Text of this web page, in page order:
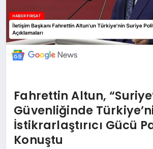
Fahrettin Altun,
Güvenliğinde
İstikrarlaştırıcı Gücü
Konuştu